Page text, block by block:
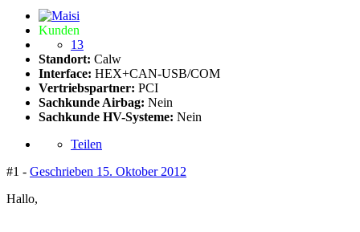
Kunden
13
Standort: Calw
Interface: HEX+CAN-USB/COM
Vertriebspartner: PCI
Sachkunde Airbag: Nein
Sachkunde HV-Systeme: Nein
Teilen
#1 - Geschrieben 15. Oktober 2012
Hallo,